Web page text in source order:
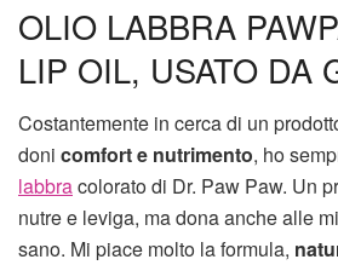
OLIO LABBRA
LIP OIL, USATO DA
Costantemente in cerca di un
doni comfort e nutrimento, ho
labbracolorato di Dr. Paw Paw. Un
nutre e leviga, ma dona anche alle
sano. Mi piace molto la formula,